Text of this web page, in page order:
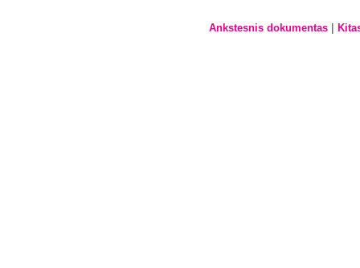
Ankstesnis dokumentas |